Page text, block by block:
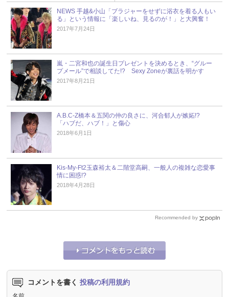
NEWS 手越&小山「ブラジャーをせずに浴衣を着る人もい
る」という情報に「楽しいね、見るのが！」と大興奮！
2017年7月24日
嵐・二宮和也の誕生日プレゼントを決めるとき、“グルー
プメール”で相談してた!? Sexy Zoneが裏話を明かす
2017年8月21日
A.B.C-Z橋本＆五関の仲の良さに、河合郁人が嫉妬!?
「ハブだ、ハブ！」と傷心
2018年6月1日
Kis-My-Ft2玉森裕太＆二階堂高嗣、一般人の複雑な恋愛事
情に困惑!?
2018年4月28日
Recommended by
コメントを書く 投稿の利用規約